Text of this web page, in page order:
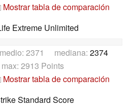
Mostrar tabla de comparación
Extreme Unlimited
2371 mediana: 2374
2913 Points
Mostrar tabla de comparación
Standard Score